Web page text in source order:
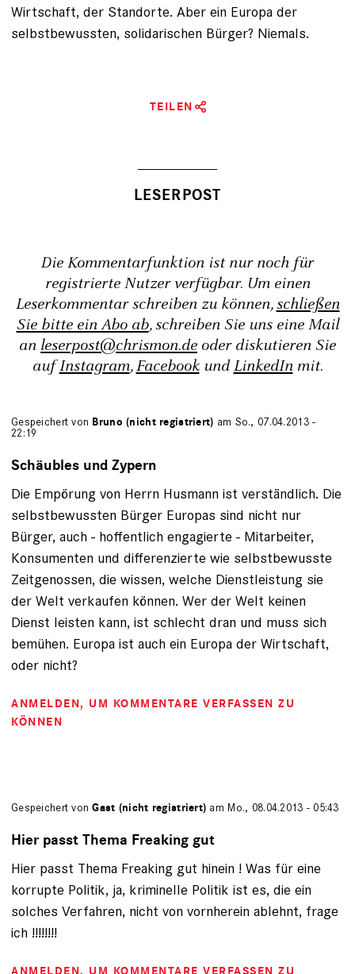
Wirtschaft, der Standorte. Aber ein Europa der
selbstbewussten, solidarischen Bürger? Niemals.
TEILEN
Die Kommentarfunktion ist nur noch für
registrierte Nutzer verfügbar. Um einen
Leserkommentar schreiben zu können,schließen
Sie bitte ein Abo ab, schreiben Sie uns eine Mail
an leserpost@chrismon.de oder diskutieren Sie
aufInstagram,FacebookundLinkedInmit.
Gespeichert von Bruno (nicht registriert) am So., 07.04.2013 -
22:19
Schäubles und Zypern
Die Empörung von Herrn Husmann ist verständlich. Die
selbstbewussten Bürger Europas sind nicht nur
Bürger, auch - hoffentlich engagierte - Mitarbeiter,
Konsumenten und differenzierte wie selbstbewusste
Zeitgenossen, die wissen, welche Dienstleistung sie
der Welt verkaufen können. Wer der Welt keinen
Dienst leisten kann, ist schlecht dran und muss sich
bemühen. Europa ist auch ein Europa der Wirtschaft,
oder nicht?
ANMELDEN, UM KOMMENTARE VERFASSEN ZU
KÖNNEN
Gespeichert vonGast (nicht registriert) am Mo., 08.04.2013 - 05:43
Hier passt Thema Freaking gut
Hier passt Thema Freaking gut hinein ! Was für eine
korrupte Politik, ja, kriminelle Politik ist es, die ein
solches Verfahren, nicht von vornherein ablehnt, frage
ich !!!!!!!!